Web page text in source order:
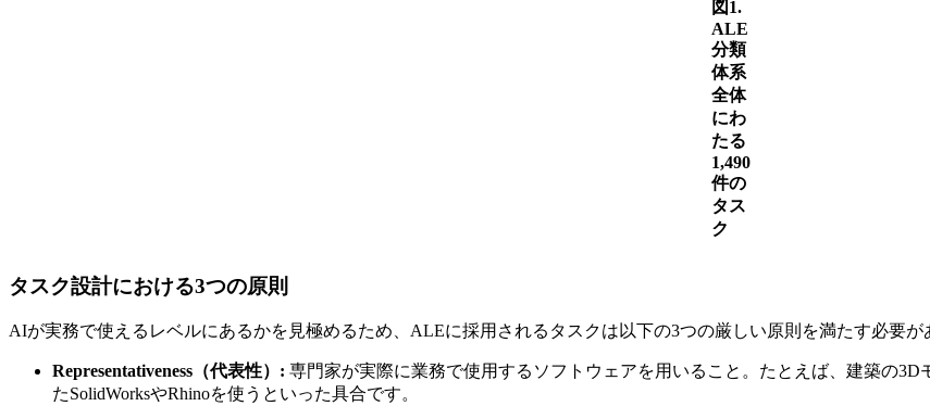
図1.
ALE
分類
体系
全体
にわ
たる
1,490
件の
タス
ク
タスク設計における3つの原則
AIが実務で使えるレベルにあるかを見極めるため、ALEに採用されるタスクは以下の3つの厳しい原則を満たす必要が
Representativeness（代表性）: 専門家が実際に業務で使用するソフトウェアを用いること。たとえば、建築の
たSolidWorksやRhinoを使うといった具合です。